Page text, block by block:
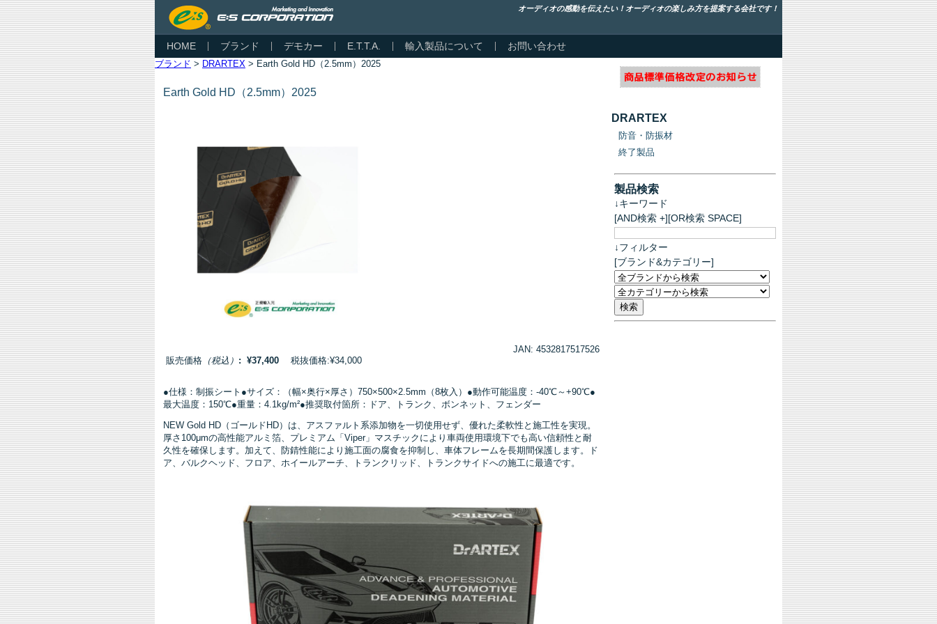
オーディオの感動を伝えたい！オーディオの楽しみ方を提案する会社です！
HOME ブランド デモカー E.T.T.A. 輸入製品について お問い合わせ
ブランド > DRARTEX > Earth Gold HD（2.5mm）2025
Earth Gold HD（2.5mm）2025
JAN: 4532817517526
販売価格 （税込） : ¥37,400 税抜価格:¥34,000
●仕様：制振シート●サイズ：（幅×奥行×厚さ）750×500×2.5mm（8枚入）●動作可能温度：-40℃～+90℃●
最大温度：150℃●重量：4.1kg/m²●推奨取付箇所：ドア、トランク、ボンネット、フェンダー
NEW Gold HD（ゴールドHD）は、アスファルト系添加物を一切使用せず、優れた柔軟性と施工性を実現。
厚さ100μmの高性能アルミ箔、プレミアム「Viper」マスチックにより車両使用環境下でも高い信頼性と耐
久性を確保します。加えて、防錆性能により施工面の腐食を抑制し、車体フレームを長期間保護します。ド
ア、バルクヘッド、フロア、ホイールアーチ、トランクリッド、トランクサイドへの施工に最適です。
DRARTEX
防音・防振材
終了製品
製品検索
↓キーワード
[AND検索 +][OR検索 SPACE]
↓フィルター
[ブランド&カテゴリー]